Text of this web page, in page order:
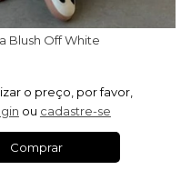
Blush Off White
o preço, por favor,
ou cadastre-se
Comprar